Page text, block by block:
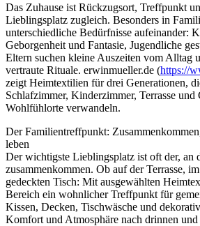
Das Zuhause ist Rückzugsort, Treffpunkt
Lieblingsplatz zugleich. Besonders in
unterschiedliche Bedürfnisse aufeinander:
Geborgenheit und Fantasie, Jugendliche
Eltern suchen kleine Auszeiten vom Alltag
vertraute Rituale. erwinmueller.de (https://
zeigt Heimtextilien für drei Generationen,
Schlafzimmer, Kinderzimmer, Terrasse
Wohlfühlorte verwandeln.
Der Familientreffpunkt:
leben
Der wichtigste Lieblingsplatz ist oft der, an
zusammenkommen. Ob auf der Terrasse,
gedeckten Tisch: Mit ausgewählten
Bereich ein wohnlicher Treffpunkt für
Kissen, Decken, Tischwäsche und
Komfort und Atmosphäre nach drinnen und